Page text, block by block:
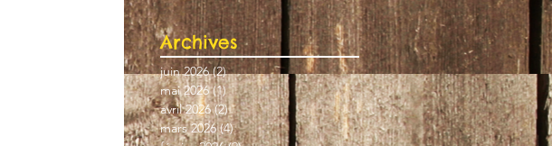
Archives
juin 2026 (2)2 posts
mai 2026 (1)1 post
avril 2026 (2)2 posts
mars 2026 (4)4 posts